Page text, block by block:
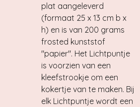
plat aangeleverd
(formaat 25 x 13 cm b x
h) en is van 200 grams
frosted kunststof
"papier". Het Lichtpuntje
is voorzien van een
kleefstrookje om een
kokertje van te maken. Bij
elk Lichtpuntje wordt een